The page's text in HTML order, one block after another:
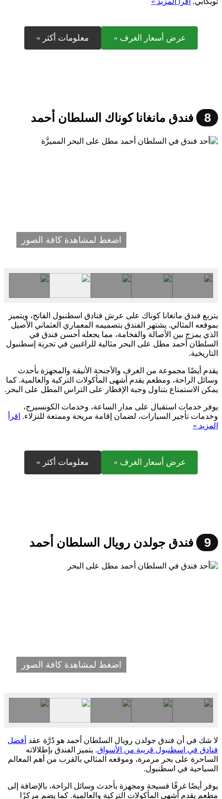
عرض أسعار الغرف » معلومات أكثر »
8 فندق مانغانا كوناك السلطان أحمد
اضغط لمشاهدة كافة الصور
يتربع فندق مانغانا كوناك على عرش فنادق اسطنبول الفاتح، ويتميز
بموقعه المثالي. يشتهر الفندق بتصميمه المعماري العثماني الأصيل
الذي يمزج بين الأصالة والفخامة، مما يجعله أحسن فندق في
السلطان أحمد مطل على البحر مثالية للراغبين في تجربة إسطنبول
التاريخية.
يقدم أيضًا مجموعة من الغرف والأجنحة الأنيقة والمجهزة بأحدث
وسائل الراحة، ومطعم يقدم أشهى المأكولات التركية والعالمية. كما
يمكن الاستمتاع بتناول وجبة الإفطار على التراس المطل على البحر.
يوفر خدمات استقبال على مدار الساعة، وخدمات الكونسيرج،
وخدمات تأجير السيارات، لضمان إقامة مريحة وممتعة للنزلاء. اقرأ
المزيد »
عرض أسعار الغرف » معلومات أكثر »
9 فندق جولدن رويال السلطان أحمد
اضغط لمشاهدة كافة الصور
لا شك في أن فندق جولدن رويال السلطان أحمد هو دُرَّة عقد أفضل
فنادق في اسطنبول قريبة من الأسواق. يتميز الفندق بإطلالاته
الساحرة على بحر مرمرة، وموقعه المثالي بالقرب من أهم المعالم
السياحية في اسطنبول.
يوفر أيضًا غرفًا فسيحة ومجهزة بأحدث وسائل الراحة، بالإضافة إلى
مطعم يقدم أشهى المأكولات التركية والعالمية. كما يضم مركزًا